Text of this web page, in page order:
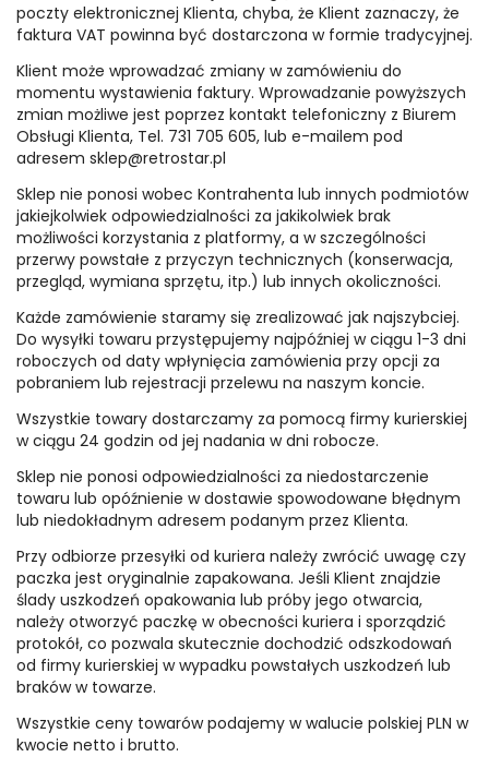
poczty elektronicznej Klienta, chyba, że Klient zaznaczy, że
faktura VAT powinna być dostarczona w formie tradycyjnej.
Klient może wprowadzać zmiany w zamówieniu do
momentu wystawienia faktury. Wprowadzanie powyższych
zmian możliwe jest poprzez kontakt telefoniczny z Biurem
Obsługi Klienta, Tel. 731 705 605, lub e-mailem pod
adresem sklep@retrostar.pl
Sklep nie ponosi wobec Kontrahenta lub innych podmiotów
jakiejkolwiek odpowiedzialności za jakikolwiek brak
możliwości korzystania z platformy, a w szczególności
przerwy powstałe z przyczyn technicznych (konserwacja,
przegląd, wymiana sprzętu, itp.) lub innych okoliczności.
Każde zamówienie staramy się zrealizować jak najszybciej.
Do wysyłki towaru przystępujemy najpóźniej w ciągu 1-3 dni
roboczych od daty wpłynięcia zamówienia przy opcji za
pobraniem lub rejestracji przelewu na naszym koncie.
Wszystkie towary dostarczamy za pomocą firmy kurierskiej
w ciągu 24 godzin od jej nadania w dni robocze.
Sklep nie ponosi odpowiedzialności za niedostarczenie
towaru lub opóźnienie w dostawie spowodowane błędnym
lub niedokładnym adresem podanym przez Klienta.
Przy odbiorze przesyłki od kuriera należy zwrócić uwagę czy
paczka jest oryginalnie zapakowana. Jeśli Klient znajdzie
ślady uszkodzeń opakowania lub próby jego otwarcia,
należy otworzyć paczkę w obecności kuriera i sporządzić
protokół, co pozwala skutecznie dochodzić odszkodowań
od firmy kurierskiej w wypadku powstałych uszkodzeń lub
braków w towarze.
Wszystkie ceny towarów podajemy w walucie polskiej PLN w
kwocie netto i brutto.